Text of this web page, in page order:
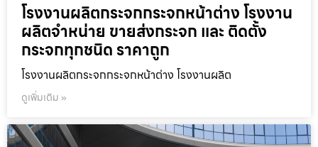
โรงงานผลิตกระจกกระจกหน้าต่าง โรงงาน
ผลิตจำหน่าย ขายส่งกระจก และ ติดตั้ง
กระจกทุกชนิด ราคาถูก
โรงงานผลิตกระจกกระจกหน้าต่าง โรงงานผลิต
ดูเพิ่มเติม »